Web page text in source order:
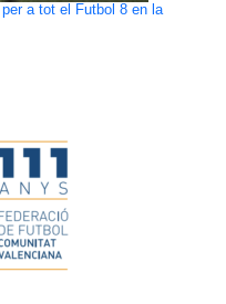
a tot el Futbol 8 en la